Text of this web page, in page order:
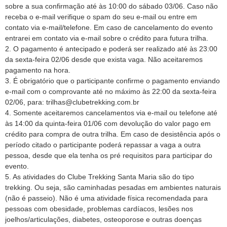
sobre a sua confirmação até às 10:00 do sábado 03/06. Caso não
receba o e-mail verifique o spam do seu e-mail ou entre em
contato via e-mail/telefone. Em caso de cancelamento do evento
entrarei em contato via e-mail sobre o crédito para futura trilha.
2. O pagamento é antecipado e poderá ser realizado até às 23:00
da sexta-feira 02/06 desde que exista vaga. Não aceitaremos
pagamento na hora.
3. É obrigatório que o participante confirme o pagamento enviando
e-mail com o comprovante até no máximo às 22:00 da sexta-feira
02/06, para: trilhas@clubetrekking.com.br
4. Somente aceitaremos cancelamentos via e-mail ou telefone até
às 14:00 da quinta-feira 01/06 com devolução do valor pago em
crédito para compra de outra trilha. Em caso de desistência após o
período citado o participante poderá repassar a vaga a outra
pessoa, desde que ela tenha os pré requisitos para participar do
evento.
5. As atividades do Clube Trekking Santa Maria são do tipo
trekking. Ou seja, são caminhadas pesadas em ambientes naturais
(não é passeio). Não é uma atividade física recomendada para
pessoas com obesidade, problemas cardíacos, lesões nos
joelhos/articulações, diabetes, osteoporose e outras doenças